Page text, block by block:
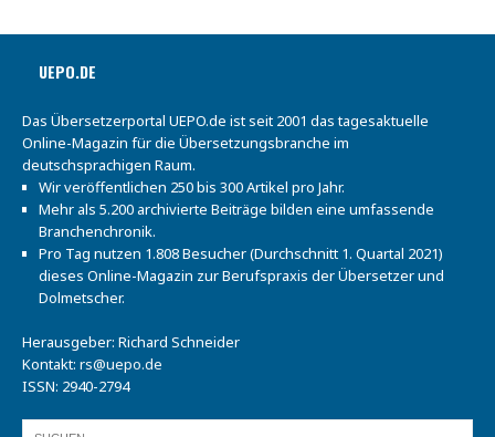
UEPO.DE
Das Übersetzerportal UEPO.de ist seit 2001 das tagesaktuelle
Online-Magazin für die Übersetzungsbranche im
deutschsprachigen Raum.
Wir veröffentlichen 250 bis 300 Artikel pro Jahr.
Mehr als 5.200 archivierte Beiträge bilden eine umfassende
Branchenchronik.
Pro Tag nutzen 1.808 Besucher (Durchschnitt 1. Quartal 2021)
dieses Online-Magazin zur Berufspraxis der Übersetzer und
Dolmetscher.
Herausgeber: Richard Schneider
Kontakt: rs@uepo.de
ISSN: 2940-2794